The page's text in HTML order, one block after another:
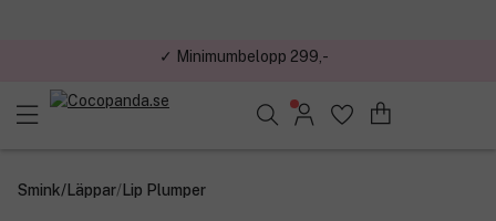
✓ Handla. Samla poäng. Få belöningar.
Sök bland 25.254 produkter..
Smink/Läppar/Lip Plumper